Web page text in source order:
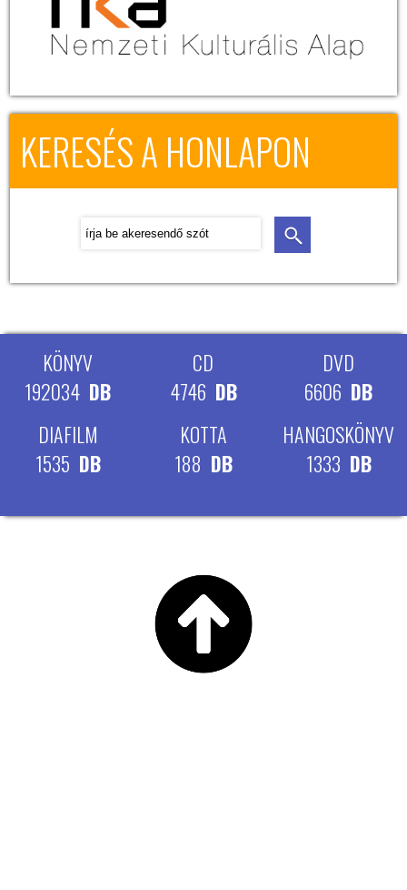
KERESÉS A HONLAPON
KÖNYV
192034 DB
CD
4746 DB
DVD
6606 DB
DIAFILM
1535 DB
KOTTA
188 DB
HANGOSKÖNYV
1333 DB